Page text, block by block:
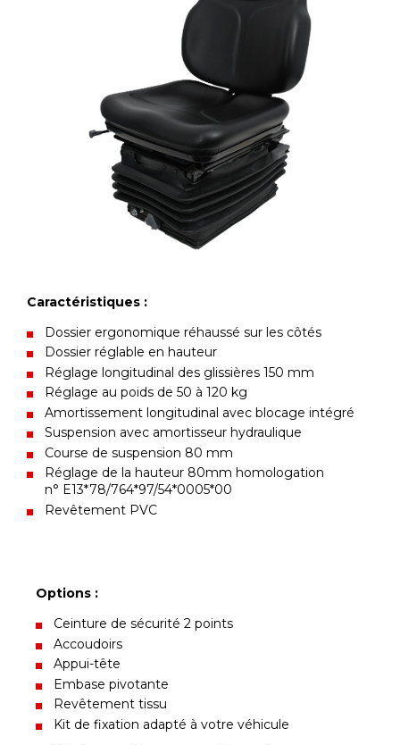
Caractéristiques :
Dossier ergonomique réhaussé sur les côtés
Dossier réglable en hauteur
Réglage longitudinal des glissières 150 mm
Réglage au poids de 50 à 120 kg
Amortissement longitudinal avec blocage intégré
Suspension avec amortisseur hydraulique
Course de suspension 80 mm
Réglage de la hauteur 80mm homologation
n° E13*78/764*97/54*0005*00
Revêtement PVC
Options :
Ceinture de sécurité 2 points
Accoudoirs
Appui-tête
Embase pivotante
Revêtement tissu
Kit de fixation adapté à votre véhicule